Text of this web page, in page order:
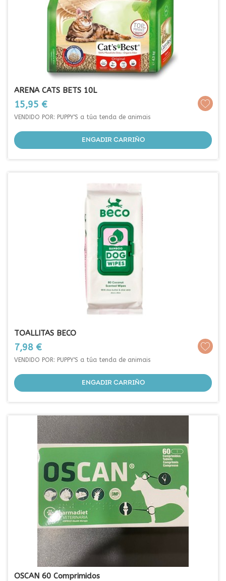
ARENA CATS BETS 10L
Prezo
15,95 €
VENDIDO POR: PUPPY'S a túa tenda de animais
ENGADIR CARRIÑO
TOALLITAS BECO
Prezo
7,98 €
VENDIDO POR: PUPPY'S a túa tenda de animais
ENGADIR CARRIÑO
OSCAN 60 Comprimidos